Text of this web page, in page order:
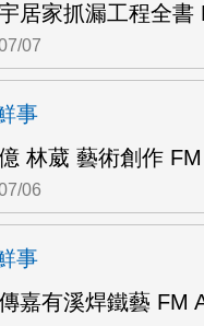
居家抓漏工程全書
07
事
林葳 藝術創作 FM
06
事
嘉有溪焊鐵藝 FM